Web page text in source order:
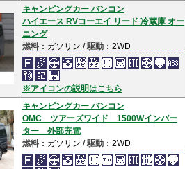
キャンピングカー バンコン
ハイエース RVコーエイ リード 冷蔵庫 オー
ニング
燃料：ガソリン /駆動：2WD
※アイコンの説明はこちら
キャンピングカー バンコン
OMC ツアーズワイド 1500Wインバー
ター 外部充電
燃料：ガソリン /駆動：2WD